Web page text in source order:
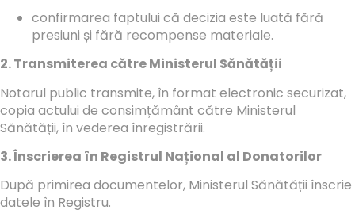
confirmarea faptului că decizia este luată fără
presiuni și fără recompense materiale.
2. Transmiterea către Ministerul Sănătății
Notarul public transmite, în format electronic securizat,
copia actului de consimțământ către Ministerul
Sănătății, în vederea înregistrării.
3. Înscrierea în Registrul Național al Donatorilor
După primirea documentelor, Ministerul Sănătății înscrie
datele în Registru.